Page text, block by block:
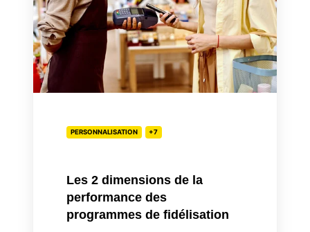
la
performance
des
programmes
de
fidélisation
PERSONNALISATION +7
Les 2 dimensions de la
performance des
programmes de fidélisation